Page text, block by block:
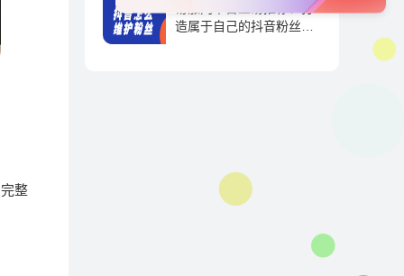
整
易涨网平台重磅推荐！打
造属于自己的抖音粉丝帝